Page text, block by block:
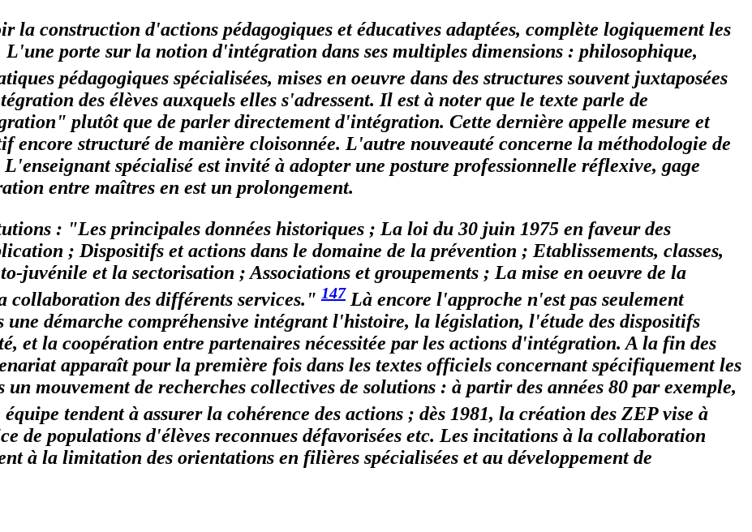
la construction d'actions pédagogiques et éducatives adaptées, complète logiquement les
L'une porte sur la notion d'intégration dans ses multiples dimensions : philosophique,
pédagogiques spécialisées, mises en oeuvre dans des structures souvent juxtaposées
des élèves auxquels elles s'adressent. Il est à noter que le texte parle de
plutôt que de parler directement d'intégration. Cette dernière appelle mesure et
encore structuré de manière cloisonnée. L'autre nouveauté concerne la méthodologie de
spécialisé est invité à adopter une posture professionnelle réflexive, gage
entre maîtres en est un prolongement.
: "Les principales données historiques ; La loi du 30 juin 1975 en faveur des
; Dispositifs et actions dans le domaine de la prévention ; Etablissements, classes,
juvénile et la sectorisation ; Associations et groupements ; La mise en oeuvre de la
des différents services." 147 Là encore l'approche n'est pas seulement
démarche compréhensive intégrant l'histoire, la législation, l'étude des dispositifs
et la coopération entre partenaires nécessitée par les actions d'intégration. A la fin des
apparaît pour la première fois dans les textes officiels concernant spécifiquement les
mouvement de recherches collectives de solutions : à partir des années 80 par exemple,
tendent à assurer la cohérence des actions ; dès 1981, la création des ZEP vise à
de populations d'élèves reconnues défavorisées etc. Les incitations à la collaboration
à la limitation des orientations en filières spécialisées et au développement de